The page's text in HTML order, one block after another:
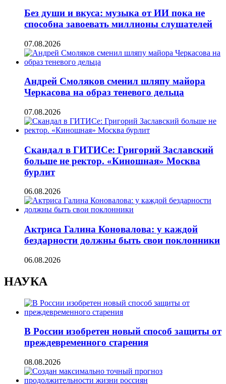
Без души и вкуса: музыка от ИИ пока не
способна завоевать миллионы слушателей
07.08.2026
Андрей Смоляков сменил шляпу майора
Черкасова на образ теневого дельца
07.08.2026
Скандал в ГИТИСе: Григорий Заславский
больше не ректор. «Киношная» Москва
бурлит
06.08.2026
Актриса Галина Коновалова: у каждой
бездарности должны быть свои поклонники
06.08.2026
НАУКА
В России изобретен новый способ защиты от
преждевременного старения
08.08.2026